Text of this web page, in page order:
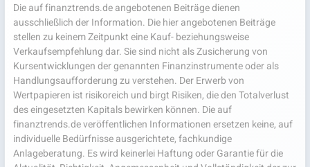
Die auf finanztrends.de angebotenen Beiträge dienen
ausschließlich der Information. Die hier angebotenen Beiträge
stellen zu keinem Zeitpunkt eine Kauf- beziehungsweise
Verkaufsempfehlung dar. Sie sind nicht als Zusicherung von
Kursentwicklungen der genannten Finanzinstrumente oder als
Handlungsaufforderung zu verstehen. Der Erwerb von
Wertpapieren ist risikoreich und birgt Risiken, die den Totalverlust
des eingesetzten Kapitals bewirken können. Die auf
finanztrends.de veröffentlichen Informationen ersetzen keine, auf
individuelle Bedürfnisse ausgerichtete, fachkundige
Anlageberatung. Es wird keinerlei Haftung oder Garantie für die